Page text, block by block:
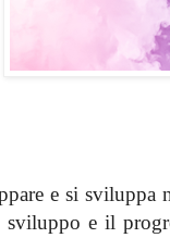
e si sviluppa
e il